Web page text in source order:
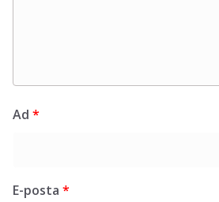
Ad *
E-posta *